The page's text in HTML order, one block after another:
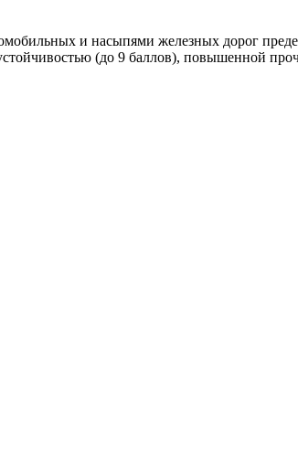
и насыпями железных дорог
(до 9 баллов), повышенной